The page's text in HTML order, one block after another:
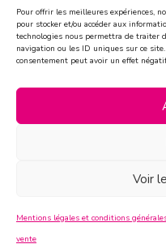
Pour offrir les meilleures expériences,
pour stocker et/ou accéder aux
technologies nous permettra de traiter
navigation ou les ID uniques sur ce
consentement peut avoir un effet
Voir
Mentions légales et conditions
vente